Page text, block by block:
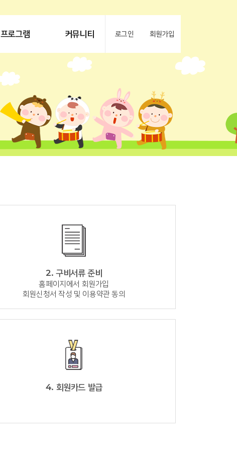
프로그램 커뮤니티 로그인 회원가입
2. 구비서류 준비
홈페이지에서 회원가입
회원신청서 작성 및 이용약관 동의
4. 회원카드 발급